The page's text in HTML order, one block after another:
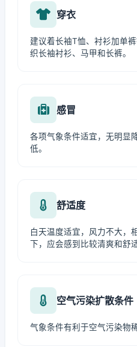
穿衣
建议着长袖T恤、衬衫加单
织长袖衬衫、马甲和长裤。
感冒
各项气象条件适宜，无明显
低。
舒适度
白天温度适宜，风力不大，
下，应会感到比较清爽和舒适
空气污染扩散条件
气象条件有利于空气污染物